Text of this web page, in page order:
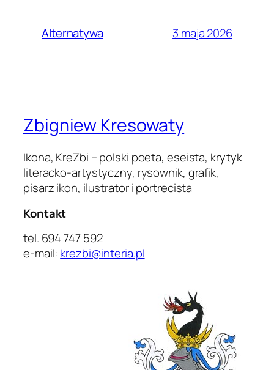
Alternatywa 3 maja 2026
Zbigniew Kresowaty
Ikona, KreZbi – polski poeta, eseista, krytyk
literacko-artystyczny, rysownik, grafik,
pisarz ikon, ilustrator i portrecista
Kontakt
tel. 694 747 592
e-mail: krezbi@interia.pl